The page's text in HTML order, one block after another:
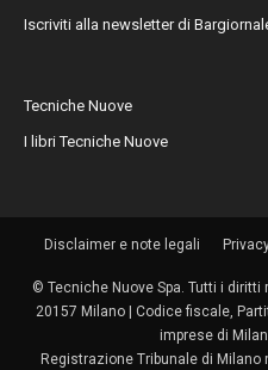
Iscriviti alla newsletter di
Tecniche Nuove
I libri Tecniche Nuove
Disclaimer e note legali
© Tecniche Nuove Spa. Tutti i diritti
20157 Milano | Codice fiscale,
imprese di
Registrazione Tribunale di Milano